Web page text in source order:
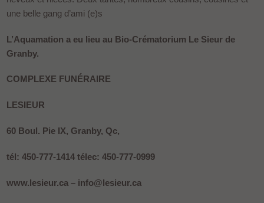
une belle gang d’ami (e)s
L’Aquamation a eu lieu au Bio-Crématorium Le Sieur de
Granby.
COMPLEXE FUNÉRAIRE
LESIEUR
60 Boul. Pie IX, Granby, Qc,
tél: 450-777-1414 télec: 450-777-0999
www.lesieur.ca – info@lesieur.ca